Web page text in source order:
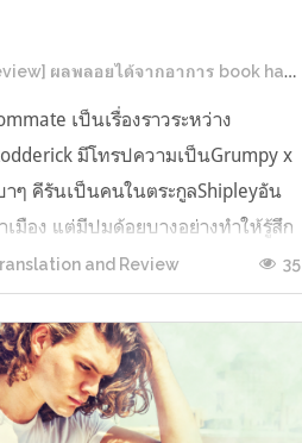
พลอยได้จากอาการ book hangover หลังอ่านสารพัน MM Romance
เป็นเรื่องราวระหว่าง
มีโทรปความเป็นGrumpy x
าๆ คีรันเป็นคนในตระกูลShipleyอัน
เมือง แต่มีปมด้อยบางอย่างทำให้รู้สึก
มากกว่าตัวเองเสมอ จึงดิ้นรนอยาก
ดียวเพื่อให้หลุดจากอิทธิพลของที่
ามความฝันการเป็นกราฟฟิ...
and Review 35